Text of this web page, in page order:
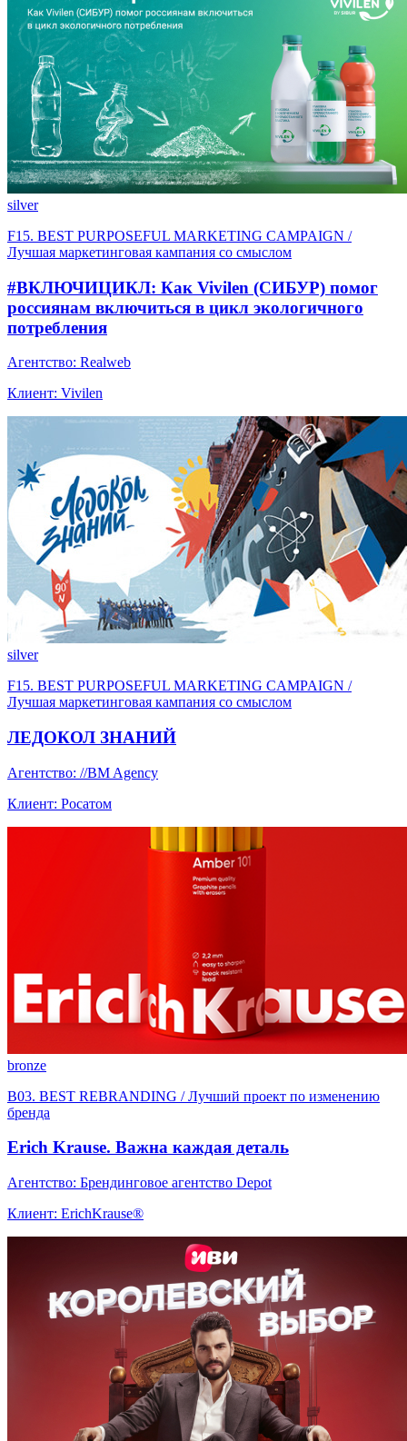
silver
F15. BEST PURPOSEFUL MARKETING CAMPAIGN /
Лучшая маркетинговая кампания со смыслом
#ВКЛЮЧИЦИКЛ: Как Vivilen (СИБУР) помог
россиянам включиться в цикл экологичного
потребления
Агентство: Realweb
Клиент: Vivilen
silver
F15. BEST PURPOSEFUL MARKETING CAMPAIGN /
Лучшая маркетинговая кампания со смыслом
ЛЕДОКОЛ ЗНАНИЙ
Агентство: //BM Agency
Клиент: Росатом
bronze
B03. BEST REBRANDING / Лучший проект по изменению
бренда
Erich Krause. Важна каждая деталь
Агентство: Брендинговое агентство Depot
Клиент: ErichKrause®